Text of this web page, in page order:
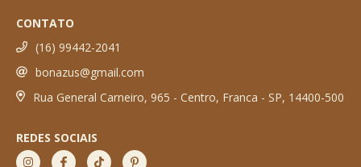
CONTATO
(16) 99442-2041
bonazus@gmail.com
Rua General Carneiro, 965 - Centro, Franca - SP, 14400-500
REDES SOCIAIS